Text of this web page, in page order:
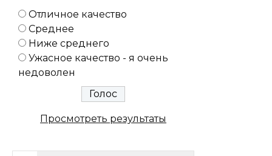
Отличное качество
Среднее
Ниже среднего
Ужасное качество - я очень
недоволен
Просмотреть результаты